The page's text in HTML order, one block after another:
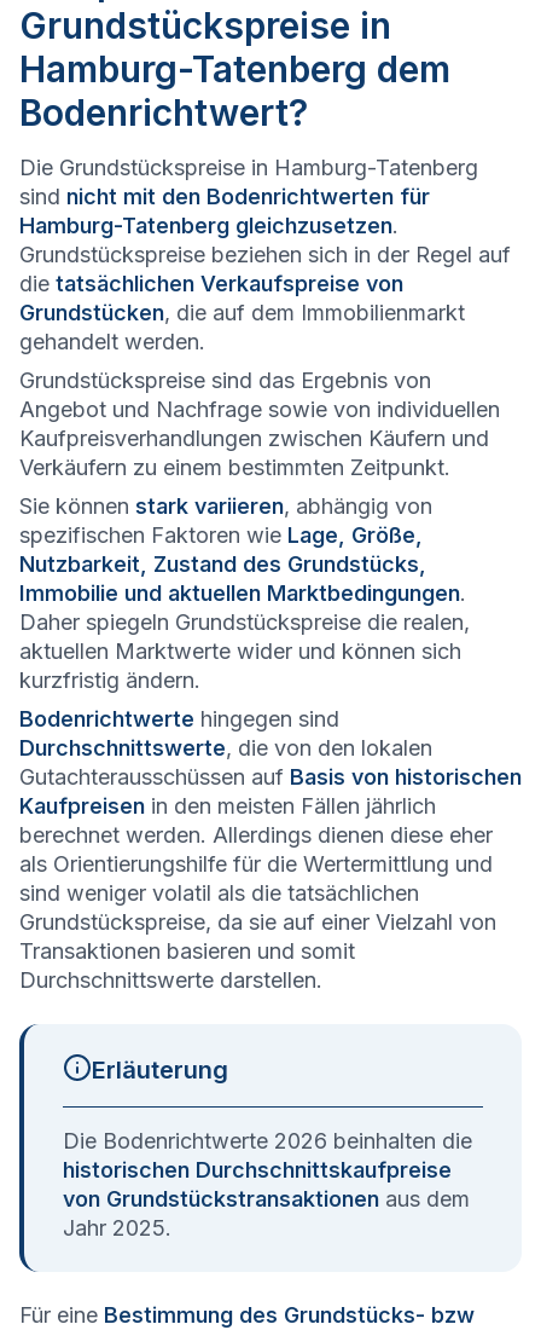
Grundstückspreise in
Hamburg-Tatenberg dem
Bodenrichtwert?
Die Grundstückspreise in Hamburg-Tatenberg
sind nicht mit den Bodenrichtwerten für
Hamburg-Tatenberg gleichzusetzen.
Grundstückspreise beziehen sich in der Regel auf
die tatsächlichen Verkaufspreise von
Grundstücken, die auf dem Immobilienmarkt
gehandelt werden.
Grundstückspreise sind das Ergebnis von
Angebot und Nachfrage sowie von individuellen
Kaufpreisverhandlungen zwischen Käufern und
Verkäufern zu einem bestimmten Zeitpunkt.
Sie können stark variieren, abhängig von
spezifischen Faktoren wie Lage, Größe,
Nutzbarkeit, Zustand des Grundstücks,
Immobilie und aktuellen Marktbedingungen.
Daher spiegeln Grundstückspreise die realen,
aktuellen Marktwerte wider und können sich
kurzfristig ändern.
Bodenrichtwerte hingegen sind
Durchschnittswerte, die von den lokalen
Gutachterausschüssen auf Basis von historischen
Kaufpreisen in den meisten Fällen jährlich
berechnet werden. Allerdings dienen diese eher
als Orientierungshilfe für die Wertermittlung und
sind weniger volatil als die tatsächlichen
Grundstückspreise, da sie auf einer Vielzahl von
Transaktionen basieren und somit
Durchschnittswerte darstellen.
Erläuterung
Die Bodenrichtwerte 2026 beinhalten die
historischen Durchschnittskaufpreise
von Grundstückstransaktionen aus dem
Jahr 2025.
Für eine Bestimmung des Grundstücks- bzw